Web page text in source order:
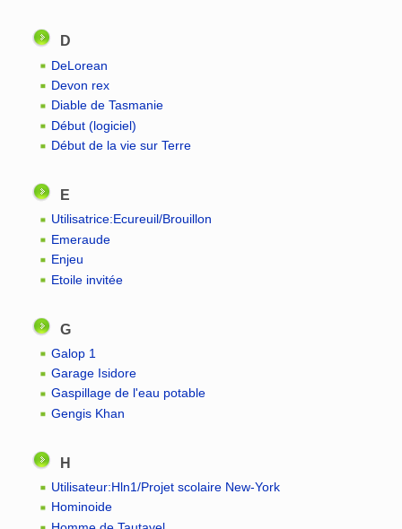
D
DeLorean
Devon rex
Diable de Tasmanie
Début (logiciel)
Début de la vie sur Terre
E
Utilisatrice:Ecureuil/Brouillon
Emeraude
Enjeu
Etoile invitée
G
Galop 1
Garage Isidore
Gaspillage de l'eau potable
Gengis Khan
H
Utilisateur:Hln1/Projet scolaire New-York
Hominoide